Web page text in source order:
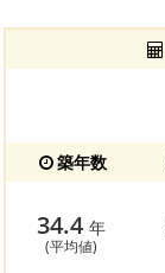
築年数
34.4 年
(平均値)